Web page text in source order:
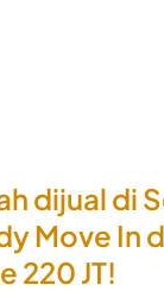
dijual di
Move In
220 JT!